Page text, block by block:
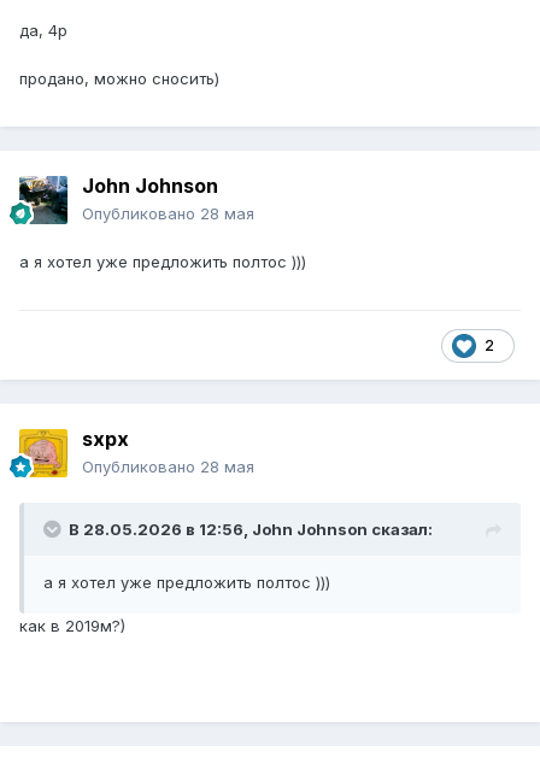
да, 4p
продано, можно сносить)
John Johnson
Опубликовано 28 мая
а я хотел уже предложить полтос )))
2
sxpx
Опубликовано 28 мая
В 28.05.2026 в 12:56, John Johnson сказал:
а я хотел уже предложить полтос )))
как в 2019м?)